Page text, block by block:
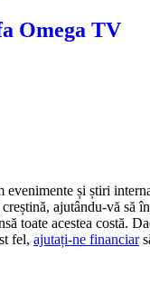
evenimente și știri
ajutându-vă să
toate acestea costă.
fel, ajutați-ne financiar